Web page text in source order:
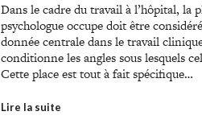
Dans le cadre du travail à l’hôpital, la
psychologue occupe doit être
donnée centrale dans le travail
conditionne les angles sous lesquels
Cette place est tout à fait spécifique…
Lire la suite